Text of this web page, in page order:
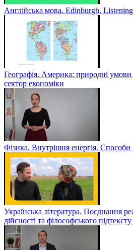
Англійська мова. Edinburgh. Listening
Географія. Америка: природні
сектор економіки
Фізика. Внутрішня енергія. Способи
Українська література. Поєднання
дійсності та філософського